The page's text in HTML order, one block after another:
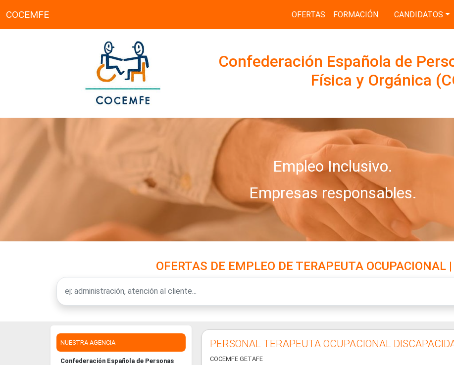
COCEMFE OFERTAS FORMACIÓN CANDIDATOS
Confederación Española de
Física y Orgánica
Empleo Inclusivo.
Empresas responsables.
OFERTAS DE EMPLEO DE TERAPEUTA OCUPACIONAL
NUESTRA AGENCIA
Confederación Española de Personas
PERSONAL TERAPEUTA OCUPACIONAL
COCEMFE GETAFE